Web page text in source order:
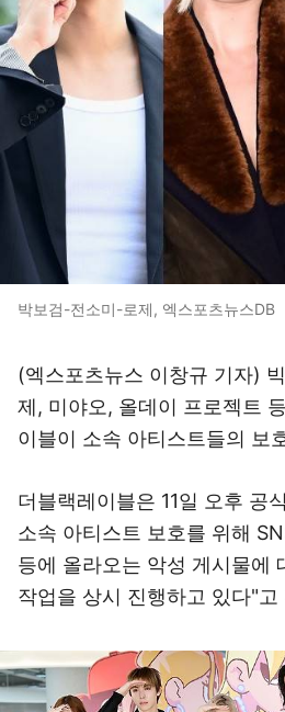
박보검-전소미-로제, 엑스포츠뉴스DB
(엑스포츠뉴스 이창규 기자)
제, 미야오, 올데이 프로젝트
이블이 소속 아티스트들의 보
더블랙레이블은 11일 오후 공
소속 아티스트 보호를 위해
등에 올라오는 악성 게시물에
작업을 상시 진행하고 있다"고